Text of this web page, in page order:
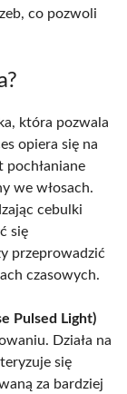
co pozwoli
która pozwala
opiera się na
pochłaniane
we włosach.
cebulki
się
przeprowadzić
czasowych.
Pulsed Light)
Działa na
się
za bardziej